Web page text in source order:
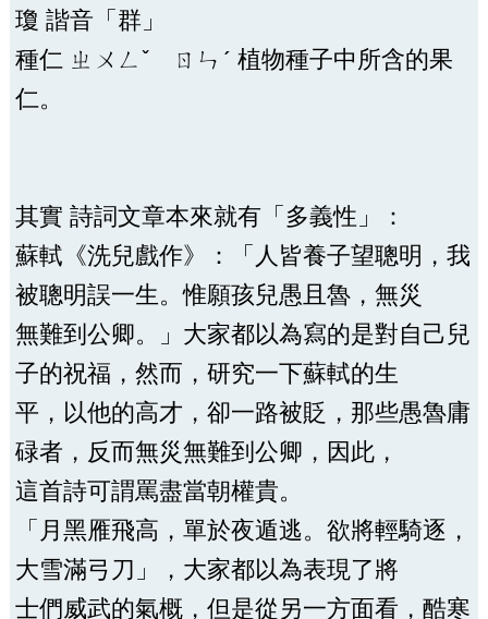
瓊 諧音「群」
種仁 ㄓㄨㄥˇ ㄖㄣˊ 植物種子中所含的果
仁。
其實 詩詞文章本來就有「多義性」：
蘇軾《洗兒戲作》：「人皆養子望聰明，我
被聰明誤一生。惟願孩兒愚且魯，無災
無難到公卿。」大家都以為寫的是對自己兒
子的祝福，然而，研究一下蘇軾的生
平，以他的高才，卻一路被貶，那些愚魯庸
碌者，反而無災無難到公卿，因此，
這首詩可謂罵盡當朝權貴。
「月黑雁飛高，單於夜遁逃。欲將輕騎逐，
大雪滿弓刀」，大家都以為表現了將
士們威武的氣概，但是從另一方面看，酷寒